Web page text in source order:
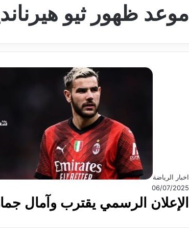
موعد ظهور ثيو
اخبار الرياضة
06/07/2025
الإعلان الرسمي يقترب وآمال